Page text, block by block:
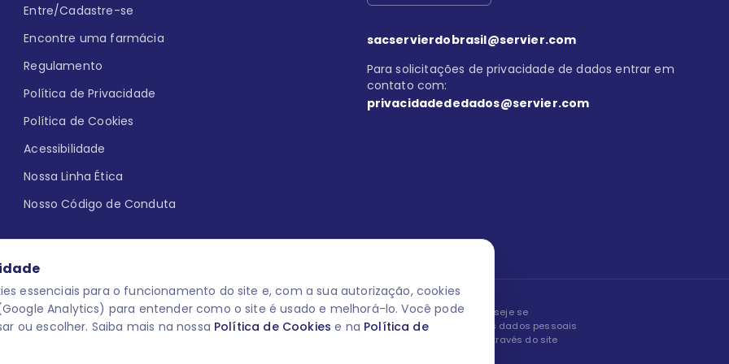
essenciais para o funcionamento do site e, com a sua autorização, cookies
Analytics) para entender como o site é usado e melhorá-lo. Você pode
ou escolher. Saiba mais na nossa Política de Cookies e na Política de
Entre/Cadastre-se
Encontre uma farmácia
Regulamento
Política de Privacidade
Política de Cookies
Acessibilidade
Nossa Linha Ética
Nosso Código de Conduta
sacservierdobrasil@servier.com
Para solicitações de privacidade de dados entrar em
contato com:
privacidadededados@servier.com
aqui uma reação adversa com
para o público leigo e para os
medicamentos. M-AS ONE-
O laboratório Servier do Brasil respeita os seus dados! Caso deseje se
descredenciar do Programa e apagar, editar ou corrigir os seus dados pessoais
você pode fazê-lo a qualquer momento entrando em contato através do site